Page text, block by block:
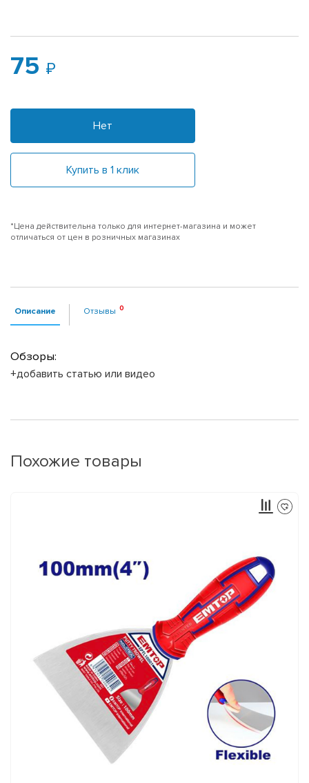
75
Нет
Купить в 1 клик
*Цена действительна только для интернет-магазина и может
отличаться от цен в розничных магазинах
Описание Отзывы
Обзоры:
+добавить статью или видео
Похожие товары